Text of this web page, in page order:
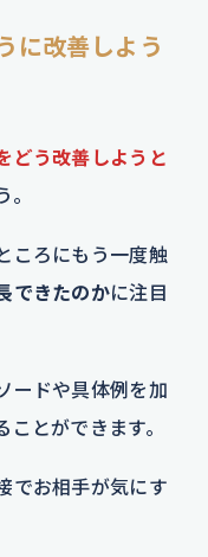
に改善しよう
どう改善しようと
ころにもう一度触
できたのかに注目
ードや具体例を加
とができます。
でお相手が気にす